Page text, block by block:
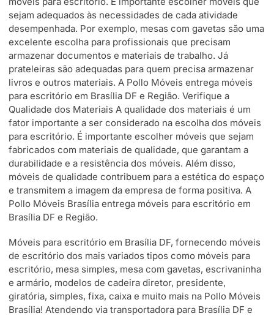
sejam adequados às necessidades de cada atividade
desempenhada. Por exemplo, mesas com gavetas são uma
excelente escolha para profissionais que precisam
armazenar documentos e materiais de trabalho. Já
prateleiras são adequadas para quem precisa armazenar
livros e outros materiais. A Pollo Móveis entrega móveis
para escritório em Brasília DF e Região. Verifique a
Qualidade dos Materiais A qualidade dos materiais é um
fator importante a ser considerado na escolha dos móveis
para escritório. É importante escolher móveis que sejam
fabricados com materiais de qualidade, que garantam a
durabilidade e a resistência dos móveis. Além disso,
móveis de qualidade contribuem para a estética do espaço
e transmitem a imagem da empresa de forma positiva. A
Pollo Móveis Brasília entrega móveis para escritório em
Brasília DF e Região.
Móveis para escritório em Brasília DF, fornecendo móveis
de escritório dos mais variados tipos como móveis para
escritório, mesa simples, mesa com gavetas, escrivaninha
e armário, modelos de cadeira diretor, presidente,
giratória, simples, fixa, caixa e muito mais na Pollo Móveis
Brasília! Atendendo via transportadora para Brasília DF e